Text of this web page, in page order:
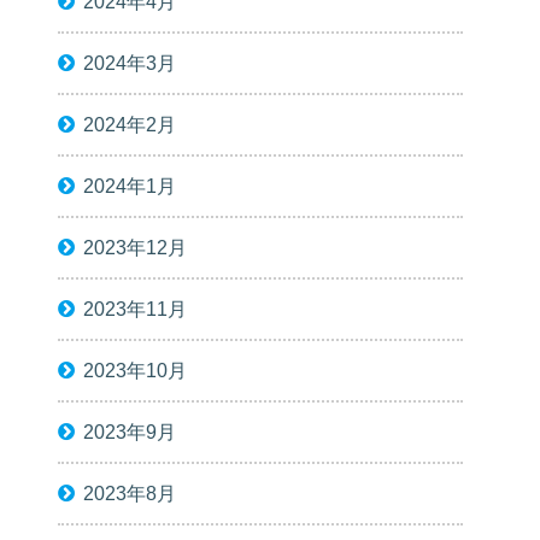
2024年3月
2024年2月
2024年1月
2023年12月
2023年11月
2023年10月
2023年9月
2023年8月